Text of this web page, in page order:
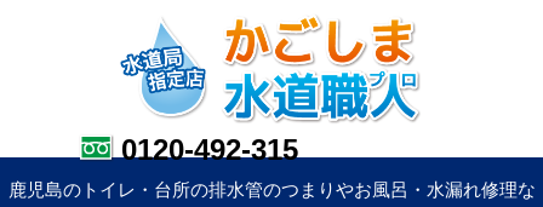
0120-492-315
鹿児島のトイレ・台所の排水管のつまりやお風呂・水漏れ修理な